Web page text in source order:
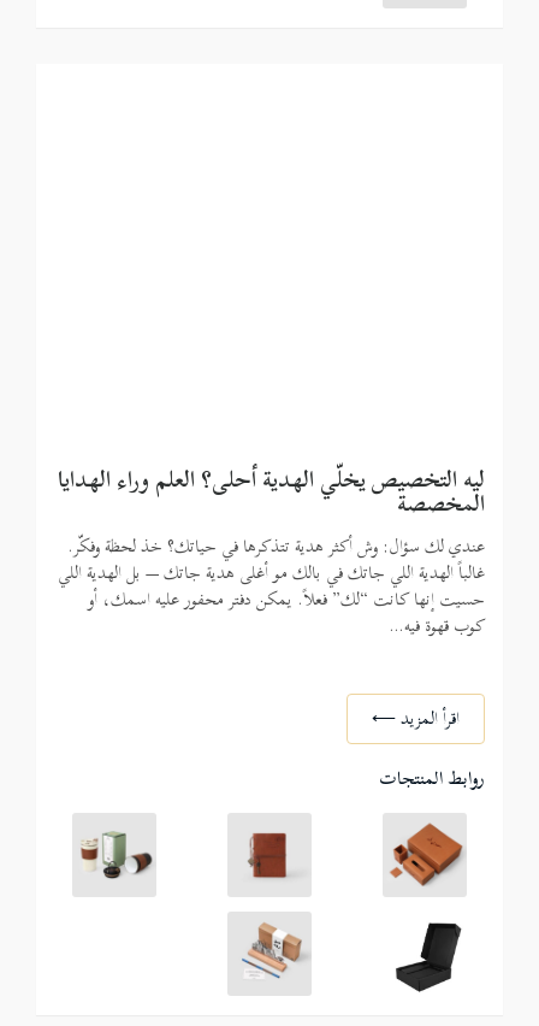
ليه التخصيص يخلّي الهدية أحلى؟ العلم وراء الهدايا
المخصصة
عندي لك سؤال: وش أكثر هدية تتذكرها في حياتك؟ خذ لحظة وفكّر.
غالباً الهدية اللي جاتك في بالك مو أغلى هدية جاتك — بل الهدية اللي
حسيت إنها كانت “لك” فعلاً. يمكن دفتر محفور عليه اسمك، أو
كوب قهوة فيه…
اقرأ المزيد ⟵
روابط المنتجات